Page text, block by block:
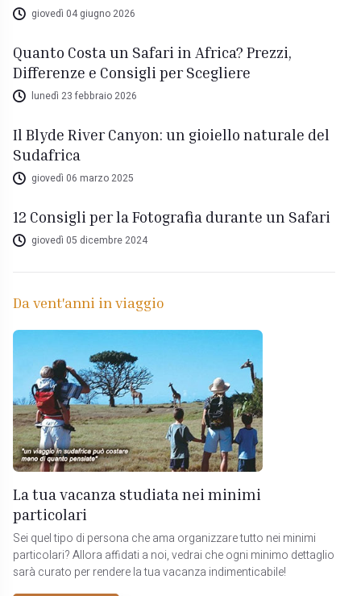
giovedì 04 giugno 2026
Quanto Costa un Safari in Africa? Prezzi,
Differenze e Consigli per Scegliere
lunedì 23 febbraio 2026
Il Blyde River Canyon: un gioiello naturale del
Sudafrica
giovedì 06 marzo 2025
12 Consigli per la Fotografia durante un Safari
giovedì 05 dicembre 2024
Da vent'anni in viaggio
La tua vacanza studiata nei minimi
particolari
Sei quel tipo di persona che ama organizzare tutto nei minimi
particolari? Allora affidati a noi, vedrai che ogni minimo dettaglio
sarà curato per rendere la tua vacanza indimenticabile!